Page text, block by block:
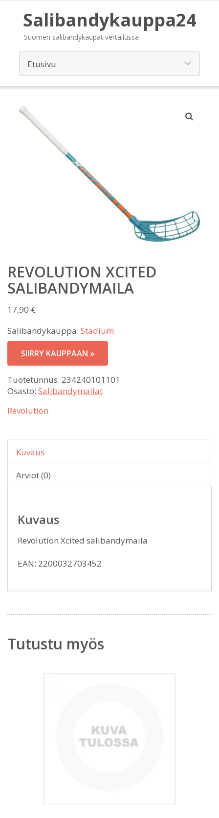
Salibandykauppa24
Suomen salibandykaupat vertailussa
REVOLUTION XCITED
SALIBANDYMAILA
17,90 €
Salibandykauppa: Stadium
SIIRRY KAUPPAAN »
Tuotetunnus: 234240101101
Osasto: Salibandymailat
Revolution
Kuvaus
Arviot (0)
Kuvaus
Revolution Xcited salibandymaila
EAN: 2200032703452
Tutustu myös